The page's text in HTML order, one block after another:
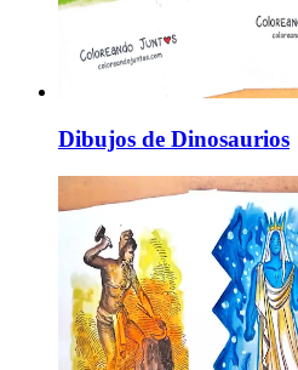
Dibujos de Dinosaurios